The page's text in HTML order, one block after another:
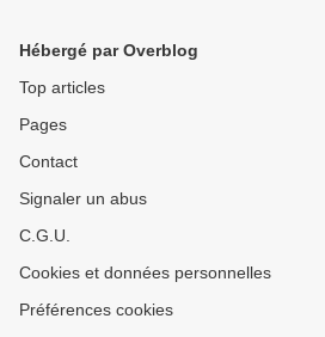
Hébergé par Overblog
Top articles
Pages
Contact
Signaler un abus
C.G.U.
Cookies et données personnelles
Préférences cookies